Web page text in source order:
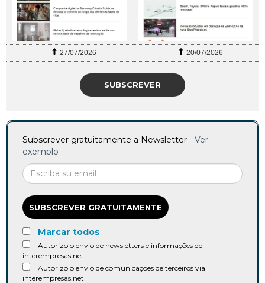
27/07/2026 20/07/2026
SUBSCREVER
Subscrever gratuitamente a Newsletter - Ver
exemplo
SUBSCREVER GRATUITAMENTE
Marcar todos
Autorizo o envio de newsletters e informações de
interempresas.net
Autorizo o envio de comunicações de terceiros via
interempresas.net